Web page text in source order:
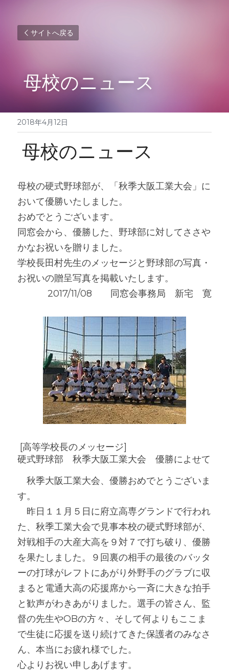
サイトへ戻る
母校のニュース
2018年4月12日
母校のニュース
母校の硬式野球部が、「秋季大阪工業大会」に
おいて優勝いたしました。
おめでとうございます。
同窓会から、優勝した、野球部に対してささや
かなお祝いを贈りました。
学校長田村先生のメッセージと野球部の写真・
お祝いの贈呈写真を掲載いたします。
2017/11/08　　同窓会事務局　新宅　寛
[高等学校長のメッセージ]
硬式野球部　秋季大阪工業大会　優勝によせて
秋季大阪工業大会、優勝おめでとうございま
す。
昨日１１月５日に府立高専グランドで行われ
た、秋季工業大会で見事本校の硬式野球部が、
対戦相手の大産大高を９対７で打ち破り、優勝
を果たしました。９回裏の相手の最後のバッタ
ーの打球がレフトにあがり外野手のグラブに収
まると電通大高の応援席から一斉に大きな拍手
と歓声がわきあがりました。選手の皆さん、監
督の先生やOBの方々、そして何よりもここま
で生徒に応援を送り続けてきた保護者のみなさ
ん、本当にお疲れ様でした。
心よりお祝い申しあげます。